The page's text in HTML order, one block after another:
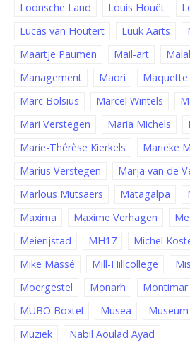
Loonsche Land
Louis Houët
Lucas van Houtert
Luuk Aarts
Maartje Paumen
Mail-art
Management
Maori
Marc Bolsius
Marcel Wintels
Mari Verstegen
Maria Michels
Marie-Thérèse Kierkels
Marieke
Marius Verstegen
Marja van de
Marlous Mutsaers
Matagalpa
Maxima
Maxime Verhagen
Meierijstad
MH17 Michel
Mike Massé
Mill-Hillcollege
Moergestel
Monarh Montimar
MUBO Boxtel
Musea
Muziek
Nabil Aoulad Ayad